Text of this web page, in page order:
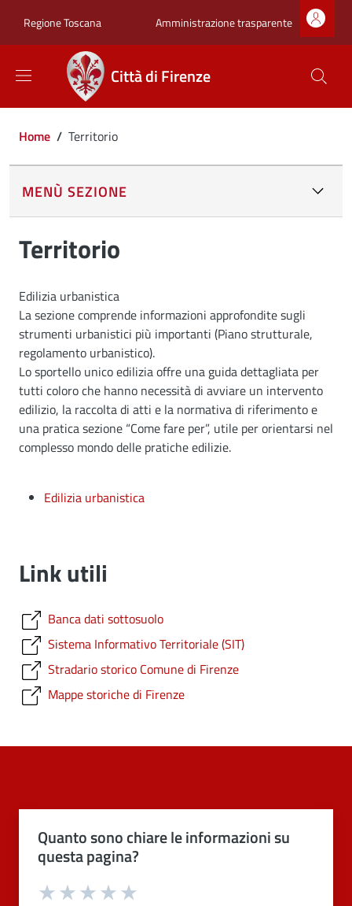
Regione Toscana Zona superiore
Amministrazione trasparente
Città di Firenze
Briciole di pane
Home / Territorio
MENÙ SEZIONE
Territorio
Edilizia urbanistica
La sezione comprende informazioni approfondite sugli
strumenti urbanistici più importanti (Piano strutturale,
regolamento urbanistico).
Lo sportello unico edilizia offre una guida dettagliata per
tutti coloro che hanno necessità di avviare un intervento
edilizio, la raccolta di atti e la normativa di riferimento e
una pratica sezione “Come fare per”, utile per orientarsi nel
complesso mondo delle pratiche edilizie.
Edilizia urbanistica
Link utili
Banca dati sottosuolo
Sistema Informativo Territoriale (SIT)
Stradario storico Comune di Firenze
Mappe storiche di Firenze
Quanto sono chiare le informazioni su
questa pagina?
Valuta 4 stelle su 5
Valuta 3 stelle su 5
Valuta 2 stelle su 5
Valuta 1 stelle su 5